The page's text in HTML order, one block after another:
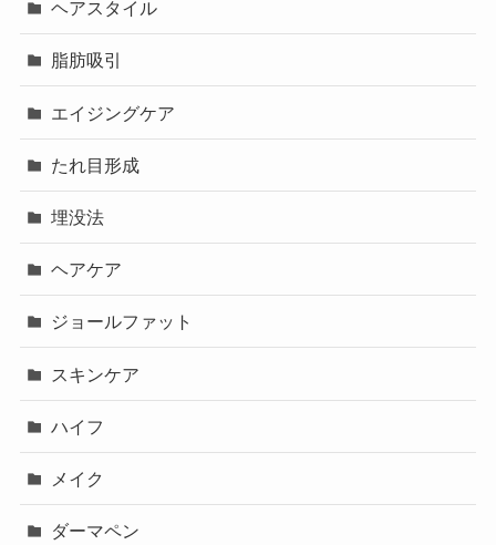
ヘアスタイル
脂肪吸引
エイジングケア
たれ目形成
埋没法
ヘアケア
ジョールファット
スキンケア
ハイフ
メイク
ダーマペン